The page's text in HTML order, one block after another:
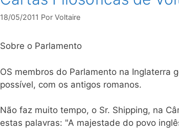
18/05/2011 Por Voltaire
Sobre o Parlamento
OS membros do Parlamento na Inglaterra
possível, com os antigos romanos.
Não faz muito tempo, o Sr. Shipping, na
estas palavras: "A majestade do povo